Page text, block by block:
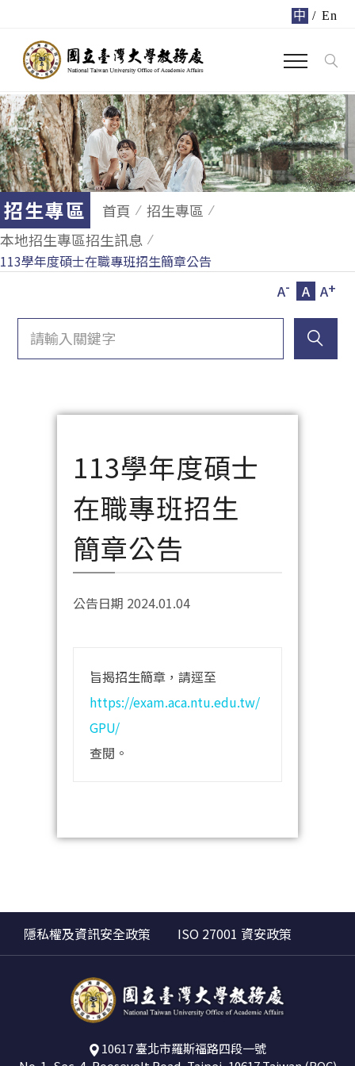
中 / En
招生專區 首頁
招生專區
本地招生專區招生訊息
113學年度碩士在職專班招生簡章公告
A- A A+
113學年度碩士
在職專班招生
簡章公告
公告日期 2024.01.04
旨揭招生簡章，請逕至
https://exam.aca.ntu.edu.tw/
GPU/
查閱。
隱私權及資訊安全政策 ISO 27001 資安政策
10617 臺北市羅斯福路四段一號